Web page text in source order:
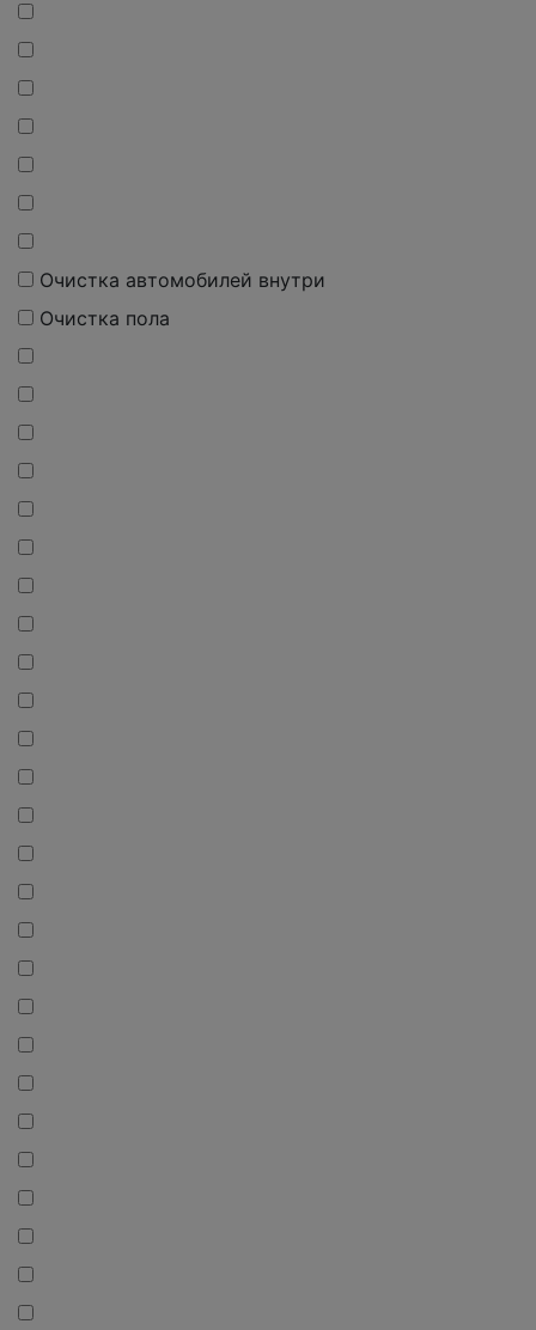
Очистка автомобилей внутри
Очистка пола